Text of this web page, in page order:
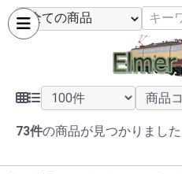
73件の商品が見つかりました